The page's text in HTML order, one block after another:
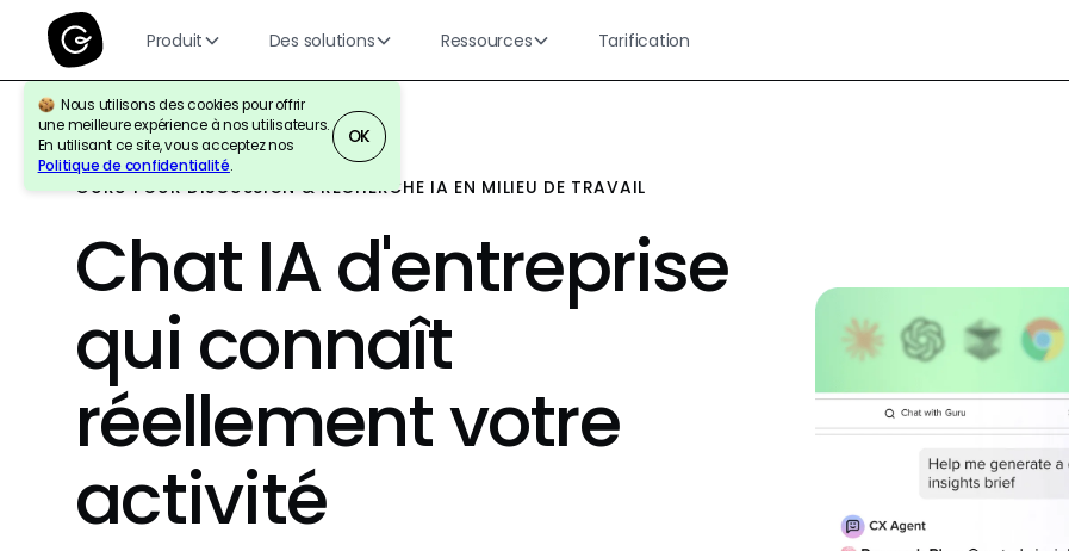
Produit Des solutions Ressources Tarification
Nous utilisons des cookies pour offrir
une meilleure expérience à nos utilisateurs.
En utilisant ce site, vous acceptez nos
Politique de confidentialité.
OK
GURU POUR DISCUSSION & RECHERCHE IA EN MILIEU DE TRAVAIL
Chat IA d'entreprise
qui connaît
réellement votre
activité